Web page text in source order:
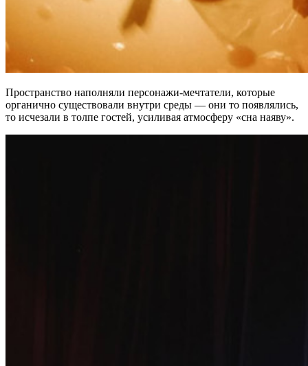
Пространство наполняли персонажи-мечтатели, которые
органично существовали внутри среды — они то появлялись,
то исчезали в толпе гостей, усиливая атмосферу «сна наяву».